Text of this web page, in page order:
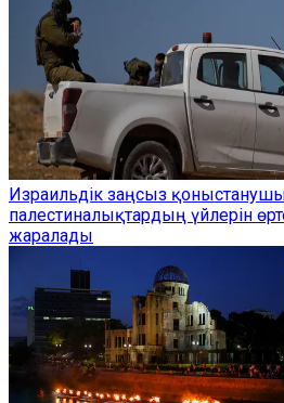
Израильдік заңсыз
палестиналықтардың үйлерін
жаралады